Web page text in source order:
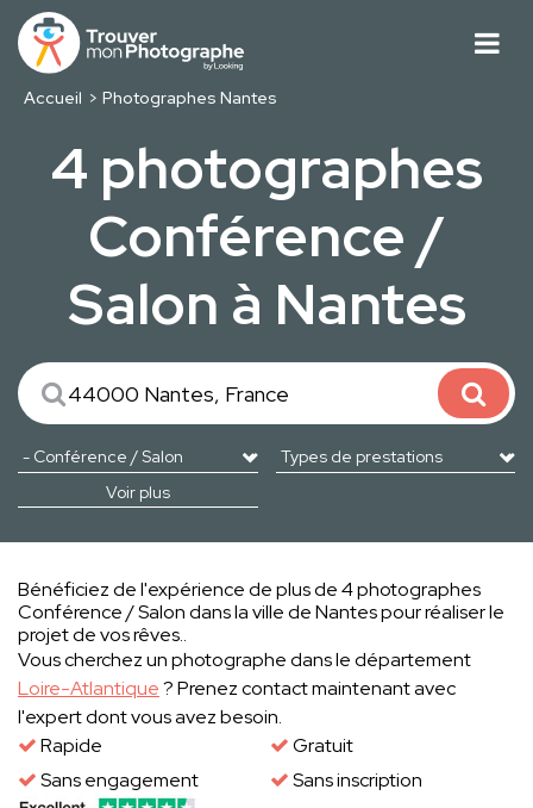
Accueil Photographes Nantes
4 photographes
Conférence /
Salon à Nantes
Voir plus
Bénéficiez de l'expérience de plus de 4 photographes
Conférence / Salon dans la ville de Nantes pour réaliser le
projet de vos rêves..
Vous cherchez un photographe dans le département
Loire-Atlantique? Prenez contact maintenant avec
l'expert dont vous avez besoin.
Rapide
Gratuit
Sans engagement
Sans inscription